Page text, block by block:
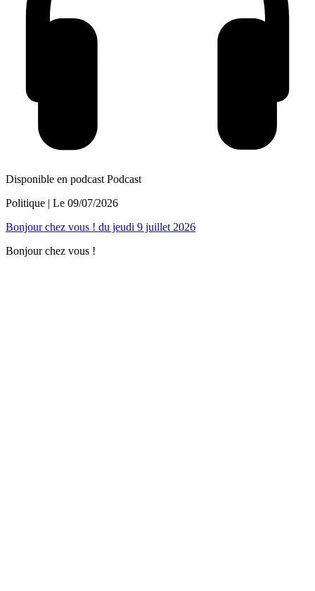
Disponible en podcast Podcast
Politique | Le 09/07/2026
Bonjour chez vous ! du jeudi 9 juillet 2026
Bonjour chez vous !